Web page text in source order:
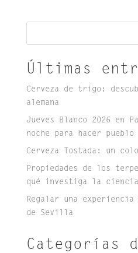
Últimas
Cerveza de trigo:
alemana
Jueves Blanco 2026 en
noche para hacer pueblo
Cerveza Tostada: un
Propiedades de los
qué investiga la ciencia
Regalar una experiencia
de Sevilla
Categorías